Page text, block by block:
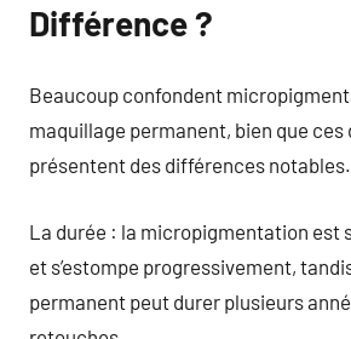
Différence ?
Beaucoup confondent
maquillage permanent, bien que
présentent des différences notables.
La durée : la micropigmentation est
et s’estompe progressivement,
permanent peut durer plusieurs